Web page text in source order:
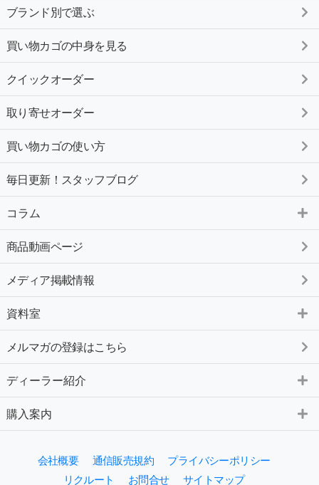
ブランド別で選ぶ
買い物カゴの中身を見る
クイックオーダー
取り寄せオーダー
買い物カゴの使い方
毎日更新！スタッフブログ
コラム
商品動画ページ
メディア掲載情報
資料室
メルマガの登録はこちら
ディーラー紹介
購入案内
会社概要 通信販売規約
プライバシーポリシー
リクルート
お問合せ サイトマップ